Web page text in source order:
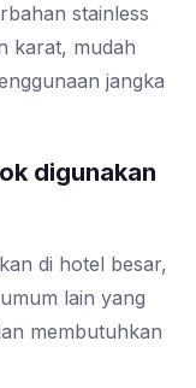
stainless
karat, mudah
jangka
digunakan
di hotel besar,
lain yang
membutuhkan